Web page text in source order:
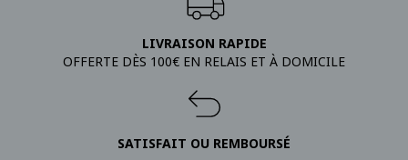
LIVRAISON RAPIDE
OFFERTE DÈS 100€ EN RELAIS ET À DOMICILE
SATISFAIT OU REMBOURSÉ